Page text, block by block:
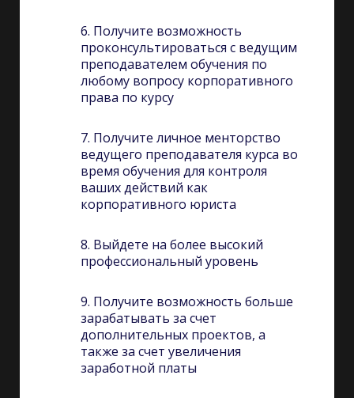
6. Получите возможность
проконсультироваться с ведущим
преподавателем обучения по
любому вопросу корпоративного
права по курсу
7. Получите личное менторство
ведущего преподавателя курса во
время обучения для контроля
ваших действий как
корпоративного юриста
8. Выйдете на более высокий
профессиональный уровень
9. Получите возможность больше
зарабатывать за счет
дополнительных проектов, а
также за счет увеличения
заработной платы